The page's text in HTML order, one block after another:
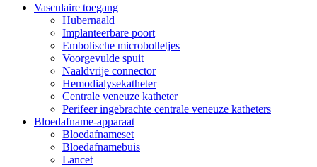
Vasculaire toegang
Hubernaald
Implanteerbare poort
Embolische microbolletjes
Voorgevulde spuit
Naaldvrije connector
Hemodialysekatheter
Centrale veneuze katheter
Perifeer ingebrachte centrale veneuze katheters
Bloedafname-apparaat
Bloedafnameset
Bloedafnamebuis
Lancet